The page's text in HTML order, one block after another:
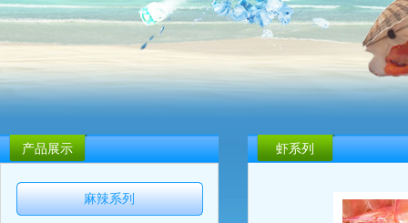
产品展示
麻辣系列
虾系列